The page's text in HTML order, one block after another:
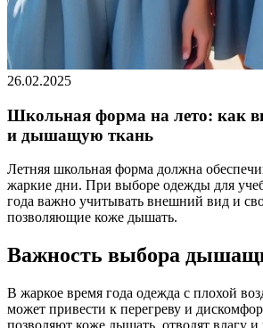
26.02.2025
Школьная форма на лето: как
и дышащую ткань
Летняя школьная форма должна
жаркие дни. При выборе одежды для
года важно учитывать внешний вид и
позволяющие коже дышать.
Важность выбора
В жаркое время года одежда с плохой
может привести к перегреву и